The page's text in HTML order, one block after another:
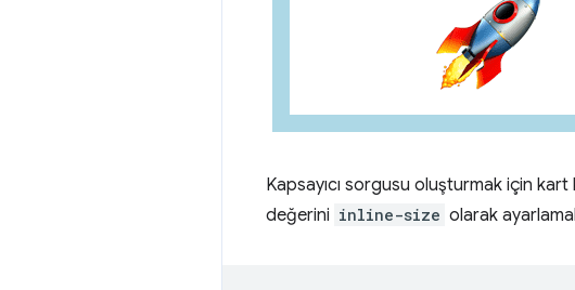
Kapsayıcı sorgusu oluşturmak için kart
değerini inline-size olarak